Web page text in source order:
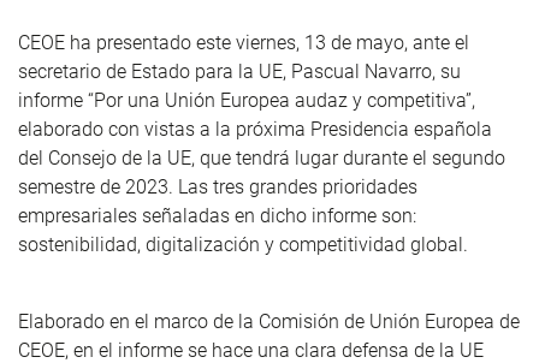
CEOE ha presentado este viernes, 13 de mayo, ante el
secretario de Estado para la UE, Pascual Navarro, su
informe “Por una Unión Europea audaz y competitiva”,
elaborado con vistas a la próxima Presidencia española
del Consejo de la UE, que tendrá lugar durante el segundo
semestre de 2023. Las tres grandes prioridades
empresariales señaladas en dicho informe son:
sostenibilidad, digitalización y competitividad global.
Elaborado en el marco de la Comisión de Unión Europea de
CEOE, en el informe se hace una clara defensa de la UE